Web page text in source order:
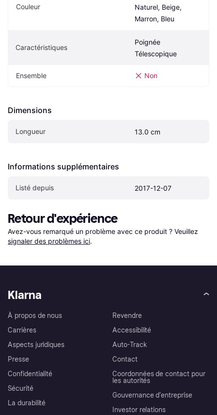
Couleur
Naturel, Beige,
Marron, Bleu
Caractéristiques
Poignée
Télescopique
Ensemble Non
Dimensions
Longueur 13.0 cm
Informations supplémentaires
Listé depuis 2017-12-07
Retour d'expérience
Avez-vous remarqué un problème avec ce produit ? Veuillez
signaler des problèmes ici.
Klarna
À propos de nous
Carrières
Aspects juridiques
Presse
Confidentialité
Sécurité
La durabilité
Revendre
Accessibilité
Auto-Track
Contact
Coordonnées de contact pour
les autorités
Gouvernance d’entreprise
Investor relations